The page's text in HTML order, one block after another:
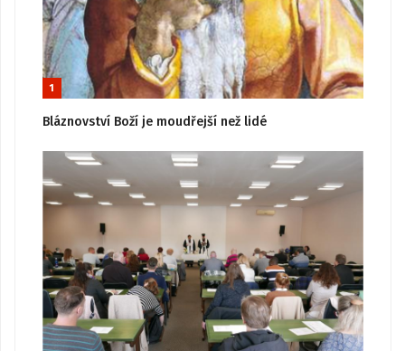
1
Bláznovství Boží je moudřejší než lidé